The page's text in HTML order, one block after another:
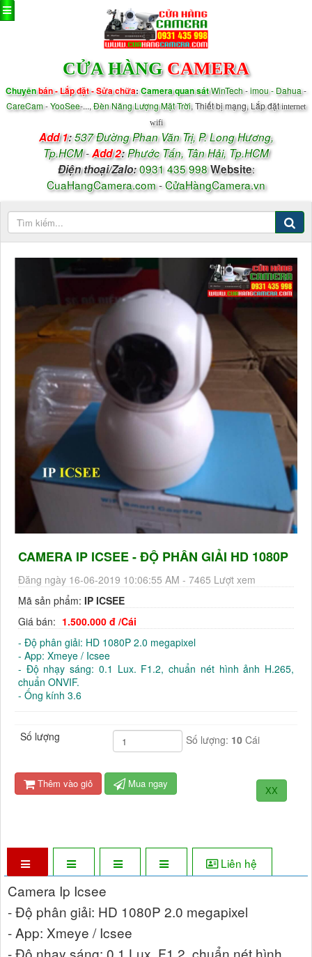
CỬA HÀNG CAMERA
Chuyênbán - Lắp đặt - Sửa chữa:Camera quan sátWinTech-imou - Dahua-
CareCam-YooSee-..., Đèn Năng Lượng Mặt Trời, Thiết bị mạng, Lắp đặtinternet
wifi
Add 1: 537 Đường Phan Văn Trị, P. Long Hương,
Tp.HCM-Add 2:Phước Tấn, Tân Hải, Tp.HCM
Điện thoại/Zalo: 0931 435 998 Website:
CuaHangCamera.com-CửaHàngCamera.vn
CAMERA IP ICSEE - ĐỘ PHÂN GIẢI HD 1080P
Đăng ngày 16-06-2019 10:06:55 AM - 7465 Lượt xem
Mã sản phẩm: IP ICSEE
Giá bán: 1.500.000 đ /Cái
- Độ phân giải: HD 1080P 2.0 megapixel
- App: Xmeye / Icsee
- Độ nhạy sáng: 0.1 Lux. F1.2, chuẩn nét hình ảnh H.265,
chuẩn ONVIF.
- Ống kính 3.6
Số lượng Số lượng: 10 Cái
Thêm vào giỏ Mua ngay XX
Liên hệ
Camera Ip Icsee
- Độ phân giải: HD 1080P 2.0 megapixel
- App: Xmeye / Icsee
- Độ nhạy sáng: 0.1 Lux. F1.2, chuẩn nét hình